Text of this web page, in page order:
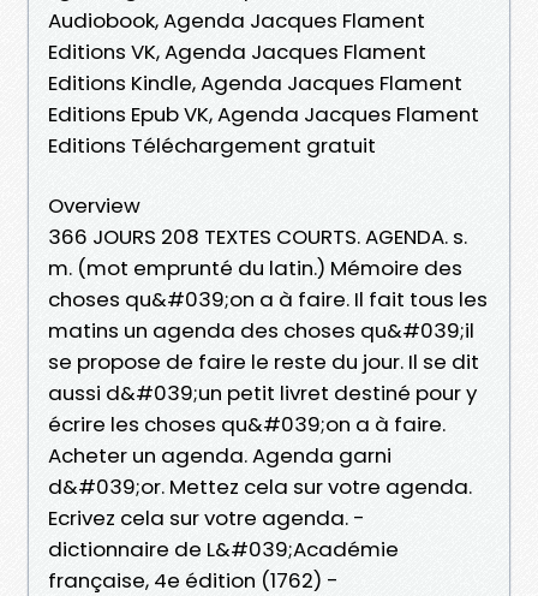
Audiobook, Agenda Jacques Flament
Editions VK, Agenda Jacques Flament
Editions Kindle, Agenda Jacques Flament
Editions Epub VK, Agenda Jacques Flament
Editions Téléchargement gratuit
Overview
366 JOURS 208 TEXTES COURTS. AGENDA. s.
m. (mot emprunté du latin.) Mémoire des
choses qu&#039;on a à faire. Il fait tous les
matins un agenda des choses qu&#039;il
se propose de faire le reste du jour. Il se dit
aussi d&#039;un petit livret destiné pour y
écrire les choses qu&#039;on a à faire.
Acheter un agenda. Agenda garni
d&#039;or. Mettez cela sur votre agenda.
Ecrivez cela sur votre agenda. -
dictionnaire de L&#039;Académie
française, 4e édition (1762) -